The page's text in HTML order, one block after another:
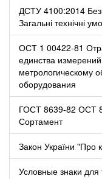
ДСТУ 4100:2014
Загальні технічні
ОСТ 1 00422-81
единства
метрологическому
оборудования
ГОСТ 8639-82 ОСТ
Сортамент
Закон України "Про
Условные знаки